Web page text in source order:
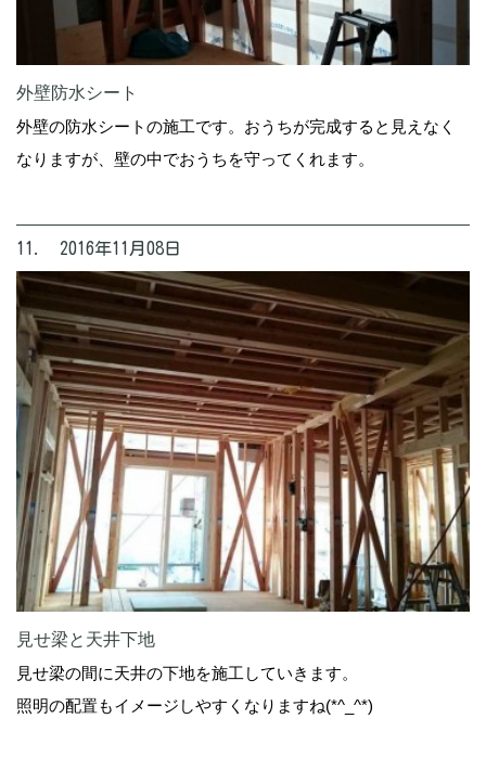
外壁防水シート
外壁の防水シートの施工です。おうちが完成すると見えなく
なりますが、壁の中でおうちを守ってくれます。
11. 2016年11月08日
見せ梁と天井下地
見せ梁の間に天井の下地を施工していきます。
照明の配置もイメージしやすくなりますね(*^_^*)